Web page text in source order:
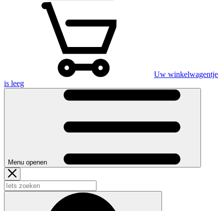
Uw winkelwagentje
is leeg
Menu openen